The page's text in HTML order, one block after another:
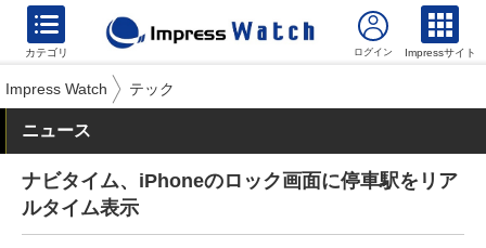
カテゴリ Impressサイト
Impress Watch テック
ニュース
ナビタイム、iPhoneのロック画面に停車駅をリア
ルタイム表示